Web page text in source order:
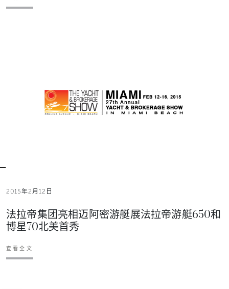
2015年2月12日
法拉帝集团亮相迈阿密游艇展法拉帝游艇650和
博星70北美首秀
查看全文